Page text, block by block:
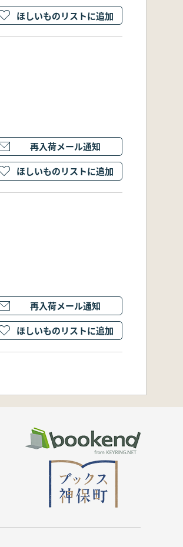
ほしいものリストに追加
再入荷メール通知
ほしいものリストに追加
再入荷メール通知
ほしいものリストに追加